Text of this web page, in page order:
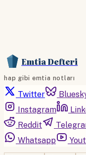
Emtia Defteri
hap gibi emtia notları
Twitter
Instagram
Reddit
Whatsapp